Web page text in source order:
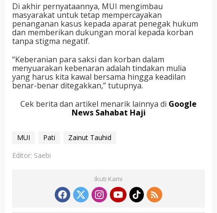
Di akhir pernyataannya, MUI mengimbau
masyarakat untuk tetap mempercayakan
penanganan kasus kepada aparat penegak hukum
dan memberikan dukungan moral kepada korban
tanpa stigma negatif.
“Keberanian para saksi dan korban dalam
menyuarakan kebenaran adalah tindakan mulia
yang harus kita kawal bersama hingga keadilan
benar-benar ditegakkan,” tutupnya.
Cek berita dan artikel menarik lainnya di Google
News Sahabat Haji
MUI Pati
Zainut Tauhid
Editor: Saebi
Ikuti Kami